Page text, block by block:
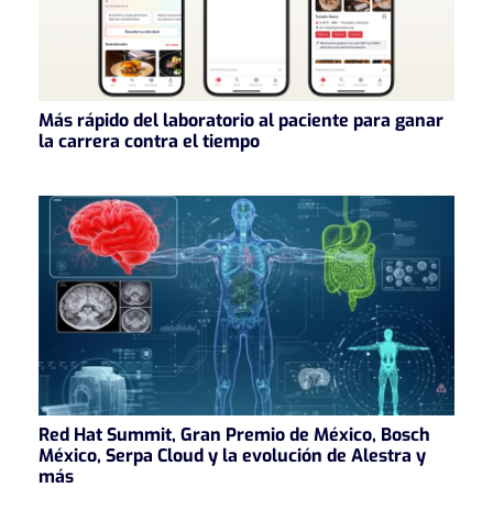
Más rápido del laboratorio al paciente para ganar
la carrera contra el tiempo
Red Hat Summit, Gran Premio de México, Bosch
México, Serpa Cloud y la evolución de Alestra y
más